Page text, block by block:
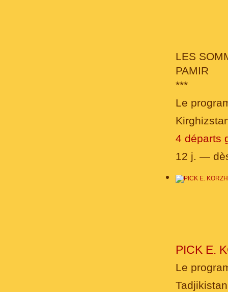
LES
PAMIR
***
Le
4 départs
12 j. —
PICK E.
Le
Tadjikistan